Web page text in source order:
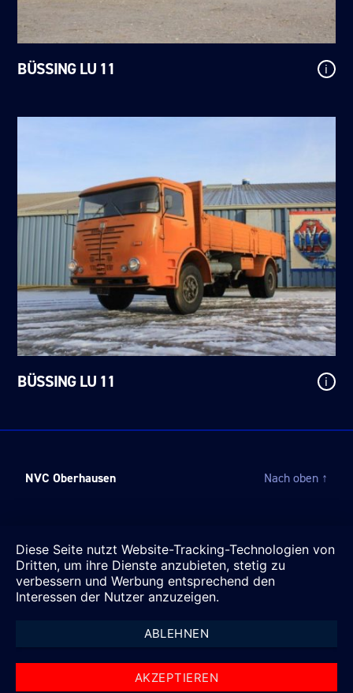
BÜSSING LU 11 i
BÜSSING LU 11 i
NVC Oberhausen Nach oben ↑
Diese Seite nutzt Website-Tracking-Technologien von
Dritten, um ihre Dienste anzubieten, stetig zu
verbessern und Werbung entsprechend den
Interessen der Nutzer anzuzeigen.
ABLEHNEN
AKZEPTIEREN